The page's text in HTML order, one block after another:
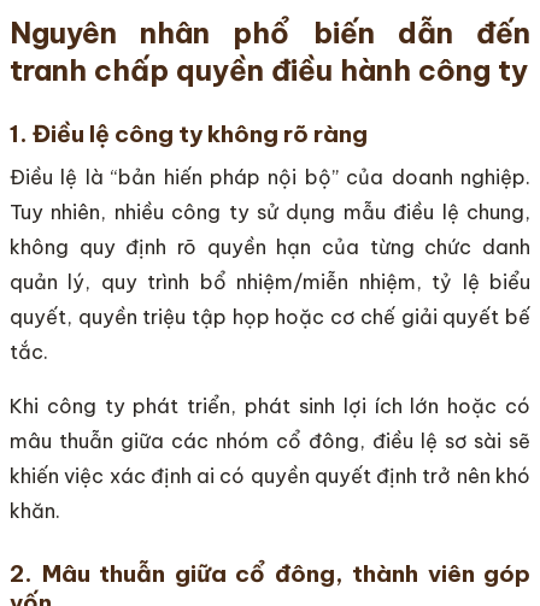
Nguyên nhân phổ biến dẫn đến
tranh chấp quyền điều hành công ty
1. Điều lệ công ty không rõ ràng
Điều lệ là “bản hiến pháp nội bộ” của doanh nghiệp.
Tuy nhiên, nhiều công ty sử dụng mẫu điều lệ chung,
không quy định rõ quyền hạn của từng chức danh
quản lý, quy trình bổ nhiệm/miễn nhiệm, tỷ lệ biểu
quyết, quyền triệu tập họp hoặc cơ chế giải quyết bế
tắc.
Khi công ty phát triển, phát sinh lợi ích lớn hoặc có
mâu thuẫn giữa các nhóm cổ đông, điều lệ sơ sài sẽ
khiến việc xác định ai có quyền quyết định trở nên khó
khăn.
2. Mâu thuẫn giữa cổ đông, thành viên góp